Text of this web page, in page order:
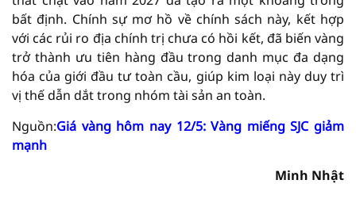
bất định. Chính sự mơ hồ về chính sách này, kết hợp
với các rủi ro địa chính trị chưa có hồi kết, đã biến vàng
trở thành ưu tiên hàng đầu trong danh mục đa dạng
hóa của giới đầu tư toàn cầu, giúp kim loại này duy trì
vị thế dẫn dắt trong nhóm tài sản an toàn.
Nguồn:Giá vàng hôm nay 12/5: Vàng miếng SJC giảm
mạnh
Minh Nhật